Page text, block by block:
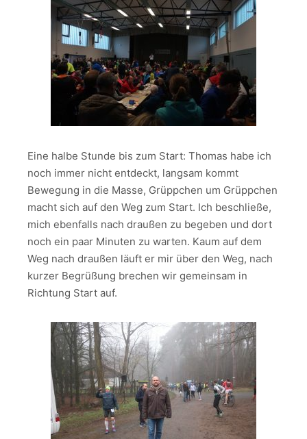
Eine halbe Stunde bis zum Start: Thomas habe ich
noch immer nicht entdeckt, langsam kommt
Bewegung in die Masse, Grüppchen um Grüppchen
macht sich auf den Weg zum Start. Ich beschließe,
mich ebenfalls nach draußen zu begeben und dort
noch ein paar Minuten zu warten. Kaum auf dem
Weg nach draußen läuft er mir über den Weg, nach
kurzer Begrüßung brechen wir gemeinsam in
Richtung Start auf.